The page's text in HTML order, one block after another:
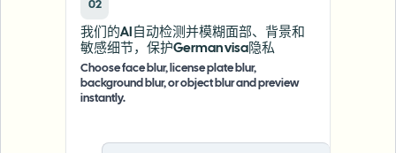
02
我们的AI自动检测并模糊面部、背景和
敏感细节，保护German visa隐私
Choose face blur, license plate blur,
background blur, or object blur and preview
instantly.